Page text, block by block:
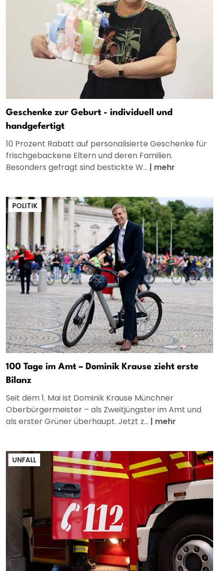
Geschenke zur Geburt - individuell und
handgefertigt
10 Prozent Rabatt auf personalisierte Geschenke für
frischgebackene Eltern und deren Familien.
Besonders gefragt sind bestickte W... | mehr
POLITIK
100 Tage im Amt – Dominik Krause zieht erste
Bilanz
Seit dem 1. Mai ist Dominik Krause Münchner
Oberbürgermeister – als Zweitjüngster im Amt und
als erster Grüner überhaupt. Jetzt z... | mehr
UNFALL